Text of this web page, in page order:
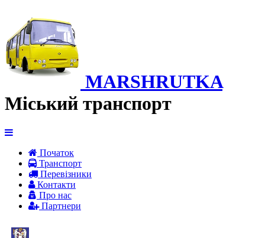
MARSHRUTKA
Міський транспорт
Початок
Транспорт
Перевiзники
Контакти
Про нас
Партнери